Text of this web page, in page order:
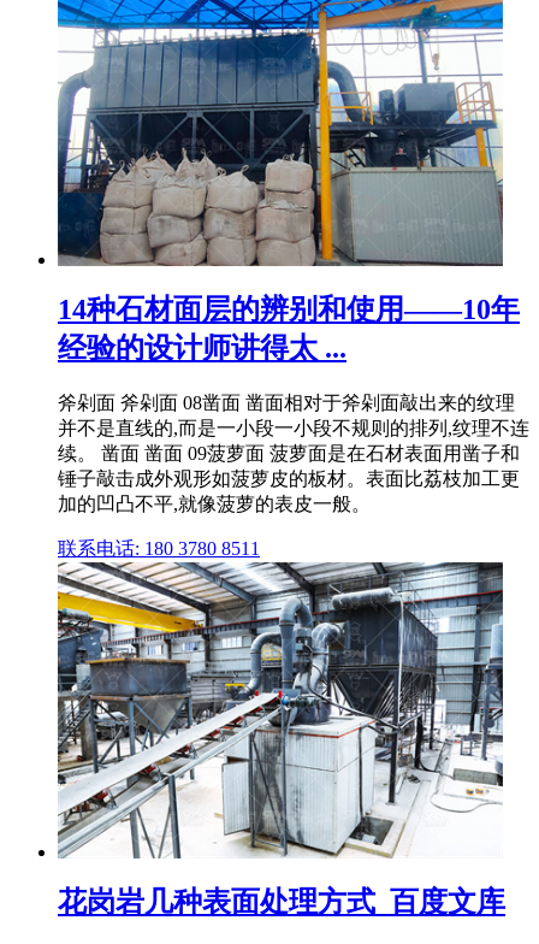
14种石材面层的辨别和使用——10年
经验的设计师讲得太 ...
斧剁面 斧剁面 08凿面 凿面相对于斧剁面敲出来的纹理
并不是直线的,而是一小段一小段不规则的排列,纹理不连
续。 凿面 凿面 09菠萝面 菠萝面是在石材表面用凿子和
锤子敲击成外观形如菠萝皮的板材。表面比荔枝加工更
加的凹凸不平,就像菠萝的表皮一般。
联系电话: 180 3780 8511
花岗岩几种表面处理方式_百度文库